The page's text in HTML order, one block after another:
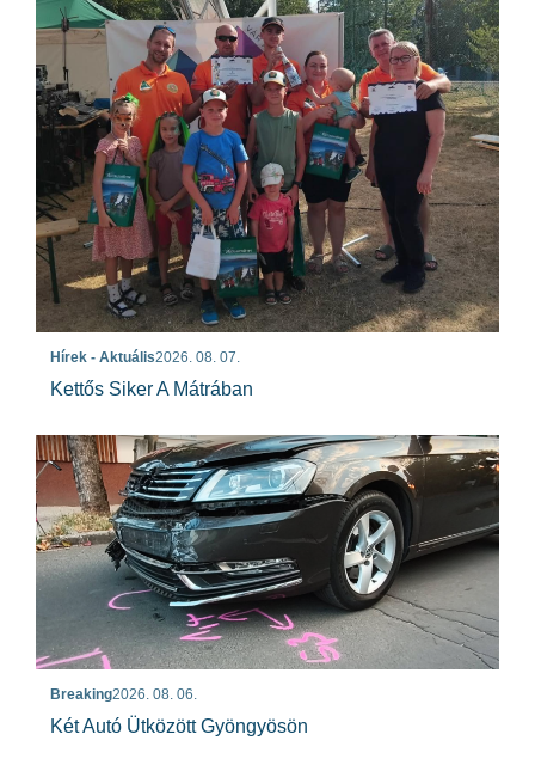
Hírek - Aktuális2026. 08. 07.
Kettős Siker A Mátrában
Breaking2026. 08. 06.
Két Autó Ütközött Gyöngyösön